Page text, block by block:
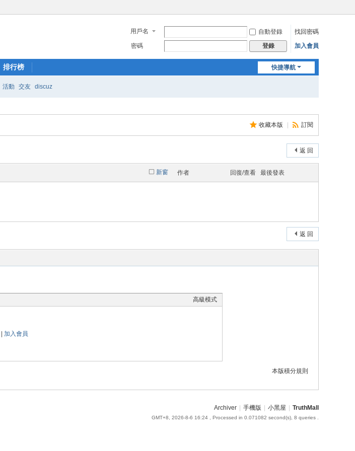
用戶名 自動登錄
找回密碼
密碼
登錄 加入會員
快捷導航
排行榜
活動 交友 discuz
收藏本版 訂閱
返 回
新窗 作者 回復/查看 最後發表
返 回
高級模式
加入會員
本版積分規則
Archiver 手機版 小黑屋 TruthMall
GMT+8, 2026-8-6 16:24 , Processed in 0.071082 second(s), 8 queries .